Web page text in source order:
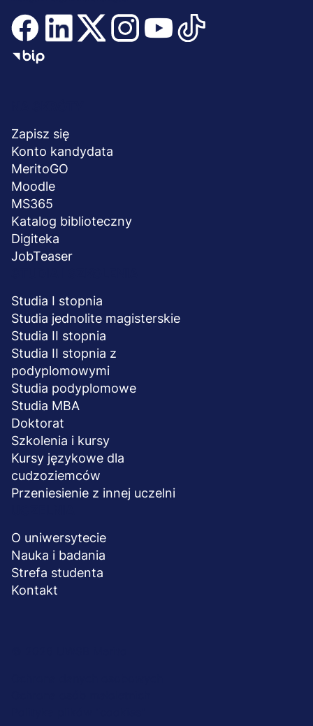
stopka
Zapisz się
Konto kandydata
MeritoGO
Moodle
MS365
Katalog biblioteczny
Digiteka
JobTeaser
Studia I stopnia
Studia jednolite magisterskie
Studia II stopnia
Studia II stopnia z
podyplomowymi
Studia podyplomowe
Studia MBA
Doktorat
Szkolenia i kursy
Kursy językowe dla
cudzoziemców
Przeniesienie z innej uczelni
O uniwersytecie
Nauka i badania
Strefa studenta
Kontakt